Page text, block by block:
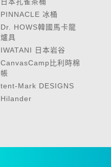
PINNACLE 冰桶
Dr. HOWS韓國馬卡龍
爐具
IWATANI 日本岩谷
CanvasCamp比利時棉
帳
tent-Mark DESIGNS
Hilander